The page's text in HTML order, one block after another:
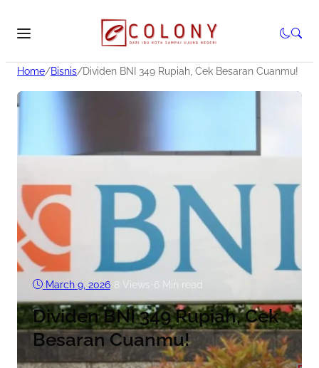
Home/Bisnis/Dividen BNI 349 Rupiah, Cek Besaran Cuanmu!
March 9, 2026• 8 Views 6 Min read
Dividen BNI 349 Rupiah, Cek
Besaran Cuanmu!